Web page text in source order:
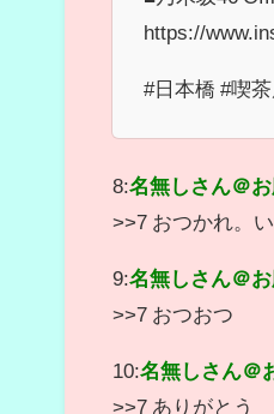
https://
#日本橋 #喫
8:名無しさん＠
>>7 おつかれ。
9:名無しさん＠
>>7 おつおつ
10:名無しさん＠
>>7 ありがとう